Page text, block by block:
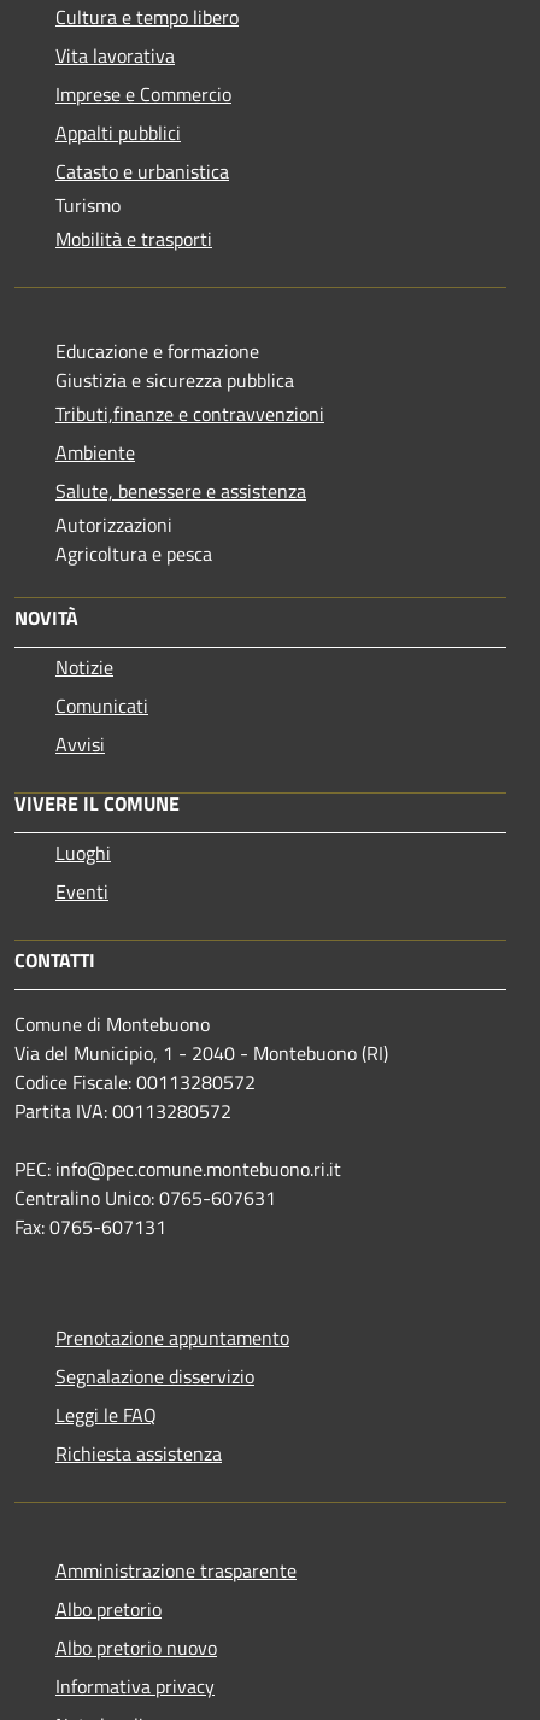
Cultura e tempo libero
Vita lavorativa
Imprese e Commercio
Appalti pubblici
Catasto e urbanistica
Turismo
Mobilità e trasporti
Educazione e formazione
Giustizia e sicurezza pubblica
Tributi,finanze e contravvenzioni
Ambiente
Salute, benessere e assistenza
Autorizzazioni
Agricoltura e pesca
NOVITÀ
Notizie
Comunicati
Avvisi
VIVERE IL COMUNE
Luoghi
Eventi
CONTATTI
Comune di Montebuono
Via del Municipio, 1 - 2040 - Montebuono (RI)
Codice Fiscale: 00113280572
Partita IVA: 00113280572
PEC: info@pec.comune.montebuono.ri.it
Centralino Unico: 0765-607631
Fax: 0765-607131
Prenotazione appuntamento
Segnalazione disservizio
Leggi le FAQ
Richiesta assistenza
Amministrazione trasparente
Albo pretorio
Albo pretorio nuovo
Informativa privacy